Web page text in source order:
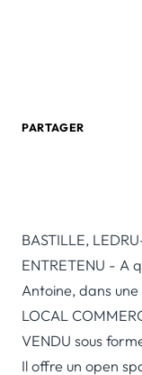
PARTAGER
BASTILLE,
ENTRETENU - A
Antoine, dans
LOCAL
VENDU sous
Il offre un open